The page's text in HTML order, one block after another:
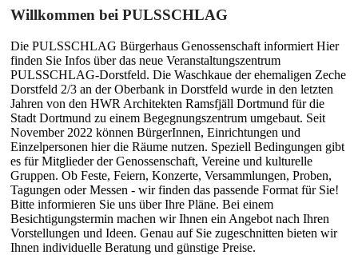
Willkommen bei PULSSCHLAG
Die PULSSCHLAG Bürgerhaus Genossenschaft informiert Hier
finden Sie Infos über das neue Veranstaltungszentrum
PULSSCHLAG-Dorstfeld. Die Waschkaue der ehemaligen Zeche
Dorstfeld 2/3 an der Oberbank in Dorstfeld wurde in den letzten
Jahren von den HWR Architekten Ramsfjäll Dortmund für die
Stadt Dortmund zu einem Begegnungszentrum umgebaut. Seit
November 2022 können BürgerInnen, Einrichtungen und
Einzelpersonen hier die Räume nutzen. Speziell Bedingungen gibt
es für Mitglieder der Genossenschaft, Vereine und kulturelle
Gruppen. Ob Feste, Feiern, Konzerte, Versammlungen, Proben,
Tagungen oder Messen - wir finden das passende Format für Sie!
Bitte informieren Sie uns über Ihre Pläne. Bei einem
Besichtigungstermin machen wir Ihnen ein Angebot nach Ihren
Vorstellungen und Ideen. Genau auf Sie zugeschnitten bieten wir
Ihnen individuelle Beratung und günstige Preise.